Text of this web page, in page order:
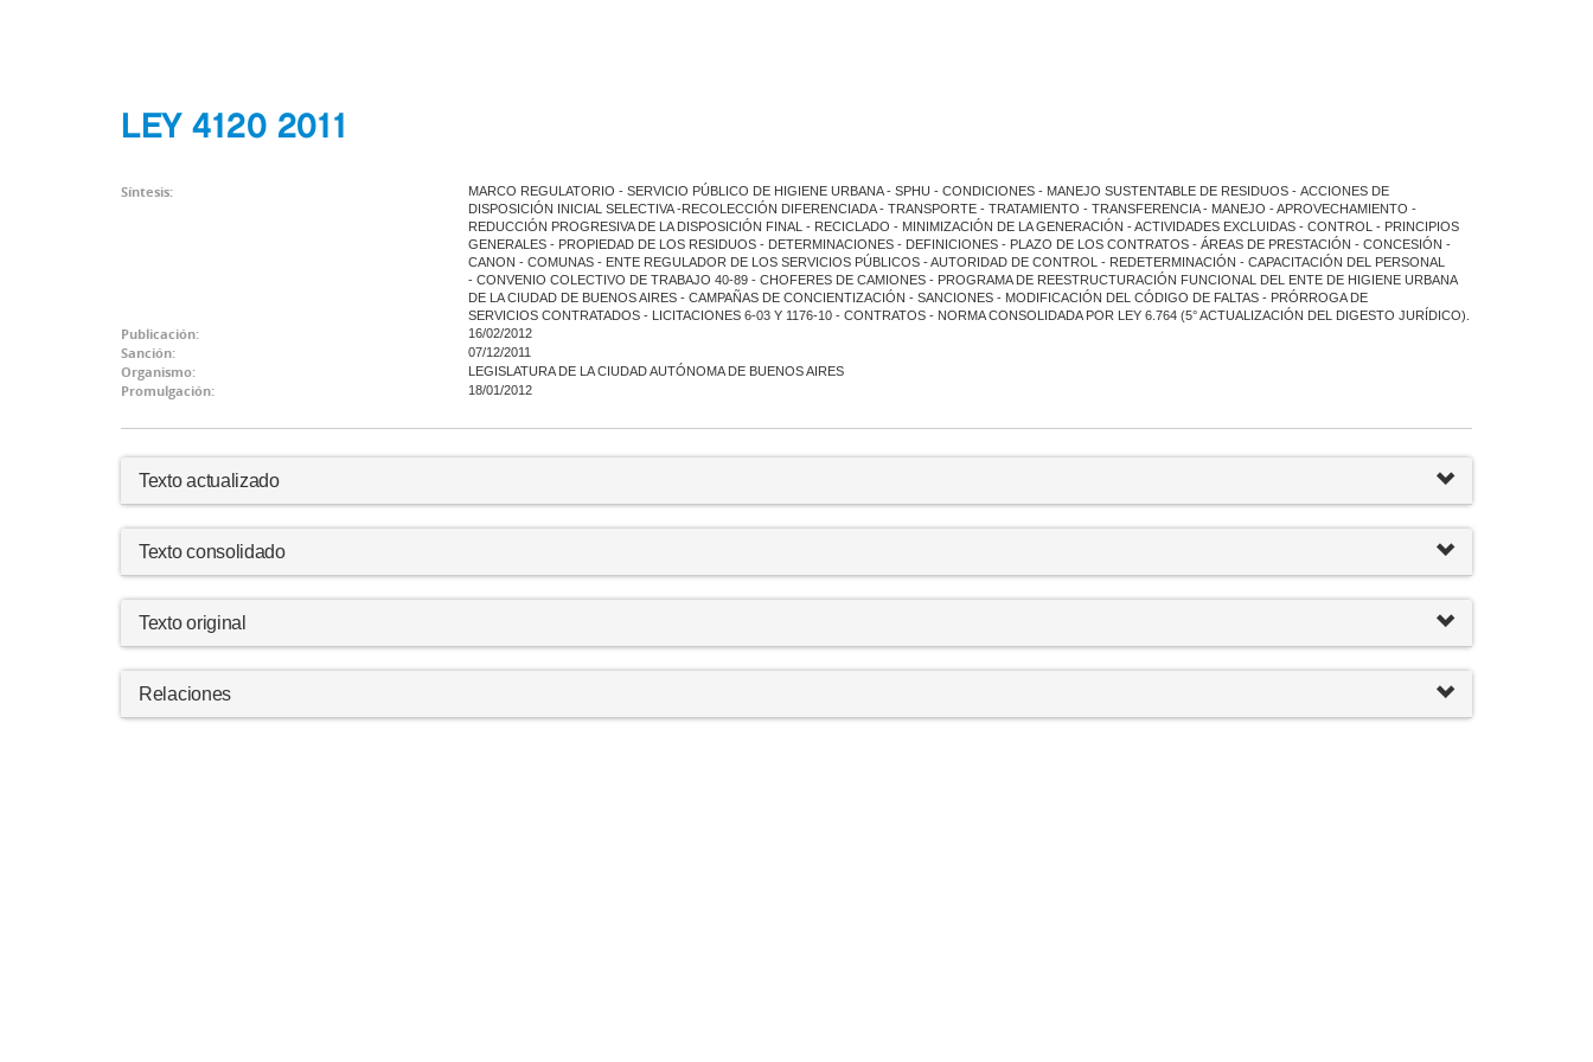
LEY 4120 2011
Síntesis:
MARCO REGULATORIO - SERVICIO PÚBLICO DE HIGIENE URBANA - SPHU - CONDICIONES - MANEJO SUSTENTABLE DE RESIDUOS - ACCIONES DE
DISPOSICIÓN INICIAL SELECTIVA -RECOLECCIÓN DIFERENCIADA - TRANSPORTE - TRATAMIENTO - TRANSFERENCIA - MANEJO - APROVECHAMIENTO -
REDUCCIÓN PROGRESIVA DE LA DISPOSICIÓN FINAL - RECICLADO - MINIMIZACIÓN DE LA GENERACIÓN - ACTIVIDADES EXCLUIDAS - CONTROL - PRINCIPIOS
GENERALES - PROPIEDAD DE LOS RESIDUOS - DETERMINACIONES - DEFINICIONES - PLAZO DE LOS CONTRATOS - ÁREAS DE PRESTACIÓN - CONCESIÓN -
CANON - COMUNAS - ENTE REGULADOR DE LOS SERVICIOS PÚBLICOS - AUTORIDAD DE CONTROL - REDETERMINACIÓN - CAPACITACIÓN DEL PERSONAL
- CONVENIO COLECTIVO DE TRABAJO 40-89 - CHOFERES DE CAMIONES - PROGRAMA DE REESTRUCTURACIÓN FUNCIONAL DEL ENTE DE HIGIENE URBANA
DE LA CIUDAD DE BUENOS AIRES - CAMPAÑAS DE CONCIENTIZACIÓN - SANCIONES - MODIFICACIÓN DEL CÓDIGO DE FALTAS - PRÓRROGA DE
SERVICIOS CONTRATADOS - LICITACIONES 6-03 Y 1176-10 - CONTRATOS - NORMA CONSOLIDADA POR LEY 6.764 (5° ACTUALIZACIÓN DEL DIGESTO JURÍDICO).
Publicación: 16/02/2012
Sanción: 07/12/2011
Organismo: LEGISLATURA DE LA CIUDAD AUTÓNOMA DE BUENOS AIRES
Promulgación: 18/01/2012
Texto actualizado
Texto consolidado
Texto original
Relaciones